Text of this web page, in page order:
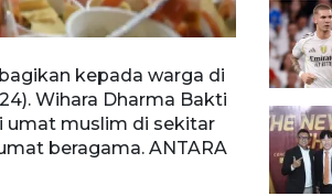
kepada warga di
Wihara Dharma Bakti
umat muslim di sekitar
beragama. ANTARA